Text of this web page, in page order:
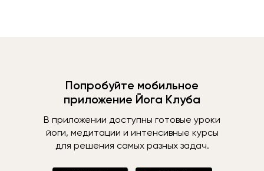
Попробуйте мобильное
приложение Йога Клуба
В приложении доступны готовые уроки
йоги, медитации и интенсивные курсы
для решения самых разных задач.